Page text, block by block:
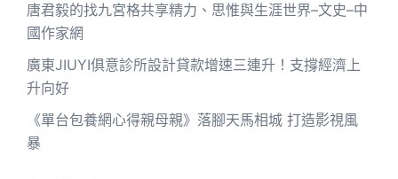
唐君毅的找九宮格共享精力、思惟與生涯世界–文史–中
國作家網
廣東JIUYI俱意診所設計貸款增速三連升！支撐經濟上
升向好
《單台包養網心得親母親》落腳天馬相城 打造影視風
暴